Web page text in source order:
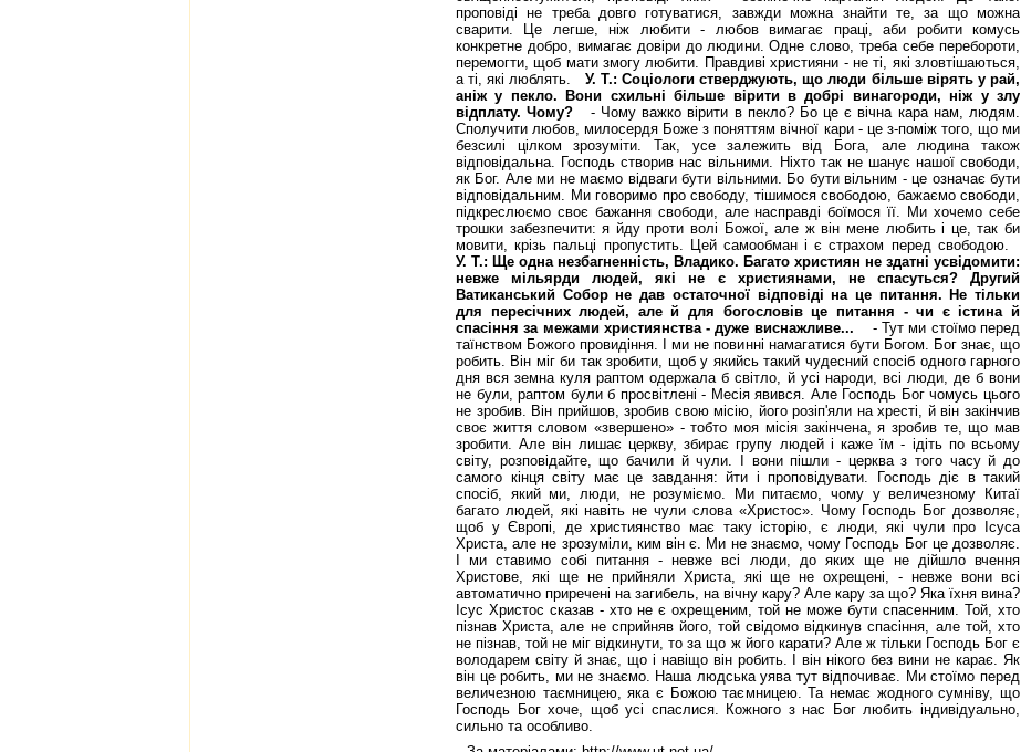
проповіді не треба довго готуватися, завжди можна знайти те, за що можна
сварити. Це легше, ніж любити - любов вимагає праці, аби робити комусь
конкретне добро, вимагає довіри до людини. Одне слово, треба себе перебороти,
перемогти, щоб мати змогу любити. Правдиві християни - не ті, які зловтішаються,
а ті, які люблять. У. Т.: Соціологи стверджують, що люди більше вірять у рай,
аніж у пекло. Вони схильні більше вірити в добрі винагороди, ніж у злу
відплату. Чому?
- Чому важко вірити в пекло? Бо це є вічна кара нам, людям.
Сполучити любов, милосердя Боже з поняттям вічної кари - це з-поміж того, що ми
безсилі цілком зрозуміти. Так, усе залежить від Бога, але людина також
відповідальна. Господь створив нас вільними. Ніхто так не шанує нашої свободи,
як Бог. Але ми не маємо відваги бути вільними. Бо бути вільним - це означає бути
відповідальним. Ми говоримо про свободу, тішимося свободою, бажаємо свободи,
підкреслюємо своє бажання свободи, але насправді боїмося її. Ми хочемо себе
трошки забезпечити: я йду проти волі Божої, але ж він мене любить і це, так би
мовити, крізь пальці пропустить. Цей самообман і є страхом перед свободою.
У. Т.: Ще одна незбагненність, Владико. Багато християн не здатні усвідомити:
невже мільярди людей, які не є християнами, не спасуться? Другий
Ватиканський Собор не дав остаточної відповіді на це питання. Не тільки
для пересічних людей, але й для богословів це питання - чи є істина й
спасіння за межами християнства - дуже виснажливе...
- Тут ми стоїмо перед
таїнством Божого провидіння. І ми не повинні намагатися бути Богом. Бог знає, що
робить. Він міг би так зробити, щоб у якийсь такий чудесний спосіб одного гарного
дня вся земна куля раптом одержала б світло, й усі народи, всі люди, де б вони
не були, раптом були б просвітлені - Месія явився. Але Господь Бог чомусь цього
не зробив. Він прийшов, зробив свою місію, його розіп'яли на хресті, й він закінчив
своє життя словом «звершено» - тобто моя місія закінчена, я зробив те, що мав
зробити. Але він лишає церкву, збирає групу людей і каже їм - ідіть по всьому
світу, розповідайте, що бачили й чули. І вони пішли - церква з того часу й до
самого кінця світу має це завдання: йти і проповідувати. Господь діє в такий
спосіб, який ми, люди, не розуміємо. Ми питаємо, чому у величезному Китаї
багато людей, які навіть не чули слова «Христос». Чому Господь Бог дозволяє,
щоб у Європі, де християнство має таку історію, є люди, які чули про Ісуса
Христа, але не зрозуміли, ким він є. Ми не знаємо, чому Господь Бог це дозволяє.
І ми ставимо собі питання - невже всі люди, до яких ще не дійшло вчення
Христове, які ще не прийняли Христа, які ще не охрещені, - невже вони всі
автоматично приречені на загибель, на вічну кару? Але кару за що? Яка їхня вина?
Ісус Христос сказав - хто не є охрещеним, той не може бути спасенним. Той, хто
пізнав Христа, але не спри­йняв його, той свідомо відкинув спасіння, але той, хто
не пізнав, той не міг відкинути, то за що ж його карати? Але ж тільки Господь Бог є
володарем світу й знає, що і навіщо він робить. І він нікого без вини не карає. Як
він це робить, ми не знаємо. Наша людська уява тут відпочиває. Ми стоїмо перед
величезною таємницею, яка є Божою таємницею. Та немає жодного сумніву, що
Господь Бог хоче, щоб усі спаслися. Кожного з нас Бог любить індивідуально,
сильно та особливо.